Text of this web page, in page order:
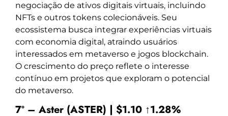
negociação de ativos digitais virtuais, incluindo
NFTs e outros tokens colecionáveis. Seu
ecossistema busca integrar experiências virtuais
com economia digital, atraindo usuários
interessados em metaverso e jogos blockchain.
O crescimento do preço reflete o interesse
contínuo em projetos que exploram o potencial
do metaverso.
7º – Aster (ASTER) | $1.10 ↑1.28%